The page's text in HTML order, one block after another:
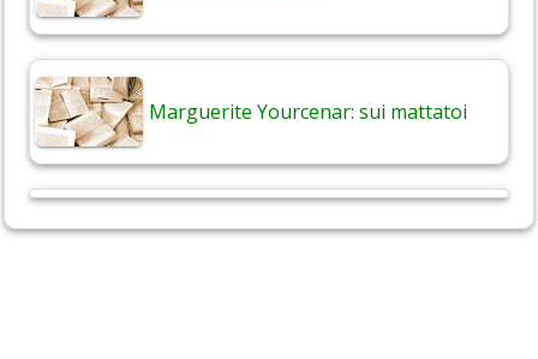
Marguerite Yourcenar: sui mattatoi